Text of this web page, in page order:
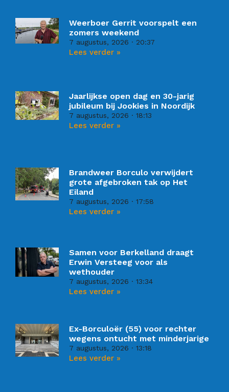
Weerboer Gerrit voorspelt een
zomers weekend
7 augustus, 2026 20:37
Lees verder »
Jaarlijkse open dag en 30-jarig
jubileum bij Jookies in Noordijk
7 augustus, 2026 18:13
Lees verder »
Brandweer Borculo verwijdert
grote afgebroken tak op Het
Eiland
7 augustus, 2026 17:58
Lees verder »
Samen voor Berkelland draagt
Erwin Versteeg voor als
wethouder
7 augustus, 2026 13:34
Lees verder »
Ex-Borculoër (55) voor rechter
wegens ontucht met minderjarige
7 augustus, 2026 13:18
Lees verder »